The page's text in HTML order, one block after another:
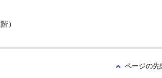
）
ページの先